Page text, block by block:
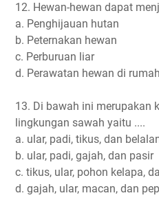
12. Hewan-hewan dapat
a. Penghijauan hutan
b. Peternakan hewan
c. Perburuan liar
d. Perawatan hewan di rumah
13. Di bawah ini merupakan
lingkungan sawah yaitu ....
a. ular, padi, tikus, dan
b. ular, padi, gajah, dan pasir
c. tikus, ular, pohon kelapa,
d. gajah, ular, macan, dan